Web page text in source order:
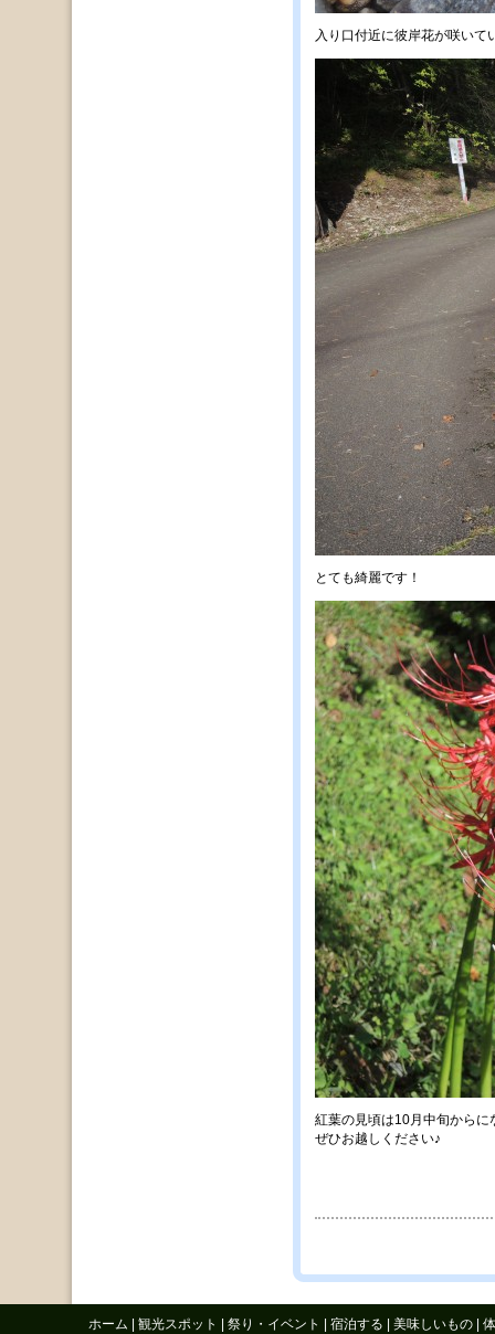
入り口付近に彼岸花が咲いて
とても綺麗です！
紅葉の見頃は10月中旬からに
ぜひお越しください♪
ホーム 観光スポット 祭り・イベント 宿泊する 美味しいもの